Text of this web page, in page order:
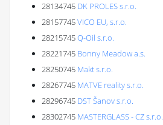
28134745 DK PROLES s.r.o.
28157745VICO EU, s.r.o.
28215745Q-Oil s.r.o.
28221745 Bonny Meadow a.s.
28250745 Makt s.r.o.
28267745 MATVE reality s.r.o.
28296745 DST Šanov s.r.o.
28302745 MASTERGLASS - CZ s.r.o.